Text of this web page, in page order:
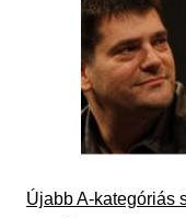
Újabb A-kategóriás